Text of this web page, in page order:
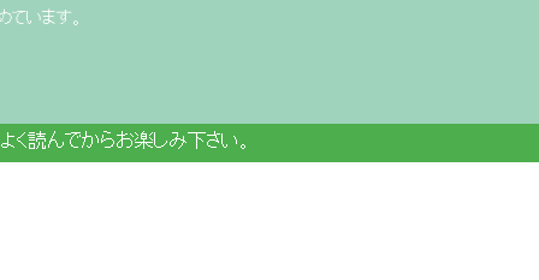
います。
読んでからお楽しみ下さい。